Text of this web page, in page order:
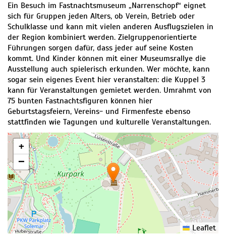
Ein Besuch im Fastnachtsmuseum „Narrenschopf“ eignet
sich für Gruppen jeden Alters, ob Verein, Betrieb oder
Schulklasse und kann mit vielen anderen Ausflugszielen in
der Region kombiniert werden. Zielgruppenorientierte
Führungen sorgen dafür, dass jeder auf seine Kosten
kommt. Und Kinder können mit einer Museumsrallye die
Ausstellung auch spielerisch erkunden. Wer möchte, kann
sogar sein eigenes Event hier veranstalten: die Kuppel 3
kann für Veranstaltungen gemietet werden. Umrahmt von
75 bunten Fastnachtsfiguren können hier
Geburtstagsfeiern, Vereins- und Firmenfeste ebenso
stattfinden wie Tagungen und kulturelle Veranstaltungen.
+
−
Leaflet